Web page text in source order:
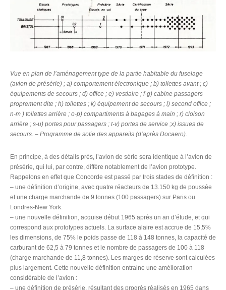
Vue en plan de l’aménagement type de la partie habitable du fuselage
(avion de présérie) ; a) comportement électronique ; b) toilettes avant ; c)
équipements de secours ; d) office ; e) vestiaire ; f-g) cabine passagers
proprement dite ; h) toilettes ; k) équipement de secours ; l) second office ;
n-m ) toilettes arrière ; o-p) compartiments à bagages à main ; r) cloison
arrière ; s-u) portes pour passagers ; t-v) portes de service ;x) issues de
secours. – Programme de sotie des appareils (d’après Docaero).
En principe, à des détails près, l’avion de série sera identique à l’avion de
présérie, qui lui, par contre, diffère notablement de l’avion prototype.
Rappelons en effet que Concorde est passé par trois stades de définition :
– une définition d’origine, avec quatre réacteurs de 13.150 kg de poussée
et une charge marchande de 9 tonnes (100 passagers) sur Paris ou
Londres-New York.
– une nouvelle définition, acquise début 1965 après un an d’étude, et qui
correspond aux prototypes actuels. La surface alaire est accrue de 15,5%
les dimensions, de 75% le poids passe de 118 à 148 tonnes, la capacité de
carburant de 62,5 à 79 tonnes et le nombre de passagers de 100 à 118
(charge marchande de 11,8 tonnes). Les marges de réserve sont calculées
plus largement. Cette nouvelle définition entraine une amélioration
considérable de l’avion :
– une définition de présérie, résultant des progrès réalisés en 1965 dans